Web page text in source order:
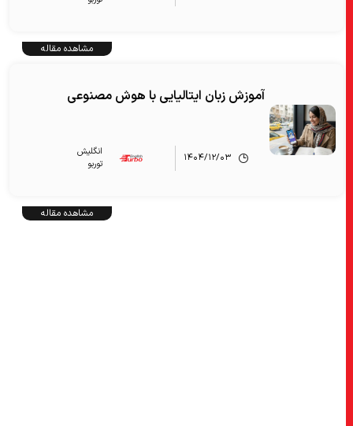
مشاهده مقاله
آموزش زبان ایتالیایی با هوش مصنوعی
۱۴۰۴/۱۲/۰۳
انگلیش‌
توربو
مشاهده مقاله